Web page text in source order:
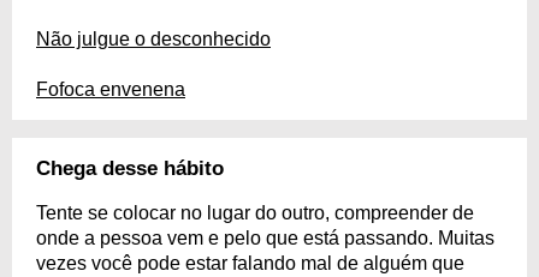
Não julgue o desconhecido
Fofoca envenena
Chega desse hábito
Tente se colocar no lugar do outro, compreender de
onde a pessoa vem e pelo que está passando. Muitas
vezes você pode estar falando mal de alguém que